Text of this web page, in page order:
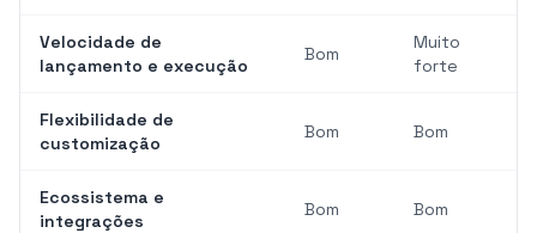
Velocidade de
lançamento e execução
Bom
Muito
forte
Flexibilidade de
customização
Bom Bom
Ecossistema e
integrações
Bom Bom